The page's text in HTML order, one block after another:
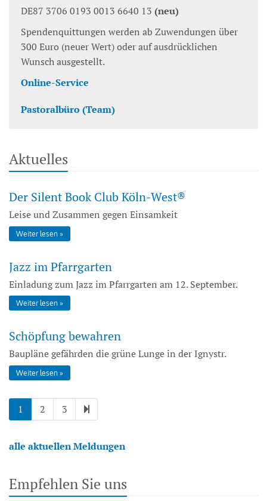
DE87 3706 0193 0013 6640 13 (neu)
Spendenquittungen werden ab Zuwendungen über
300 Euro (neuer Wert) oder auf ausdrücklichen
Wunsch ausgestellt.
Online-Service
Pastoralbüro (Team)
Aktuelles
Der Silent Book Club Köln-West®
Leise und Zusammen gegen Einsamkeit
Weiter lesen
Jazz im Pfarrgarten
Einladung zum Jazz im Pfarrgarten am 12. September.
Weiter lesen
Schöpfung bewahren
Baupläne gefährden die grüne Lunge in der Ignystr.
Weiter lesen
1 2 3
alle aktuellen Meldungen
Empfehlen Sie uns